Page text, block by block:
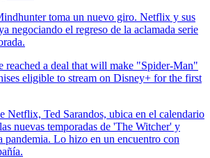
toma un nuevo giro. Netflix y sus
negociando el regreso de la aclamada serie
reached a deal that will make "Spider-Man"
eligible to stream on Disney+ for the first
Netflix, Ted Sarandos, ubica en el calendario
nuevas temporadas de 'The Witcher' y
pandemia. Lo hizo en un encuentro con